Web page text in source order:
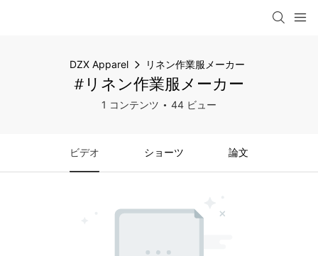
DZX Apparel リネン作業服メーカー
#リネン作業服メーカー
1 コンテンツ 44 ビュー
ビデオ ショーツ 論文